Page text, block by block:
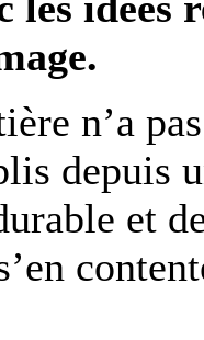
n’a
depuis
et